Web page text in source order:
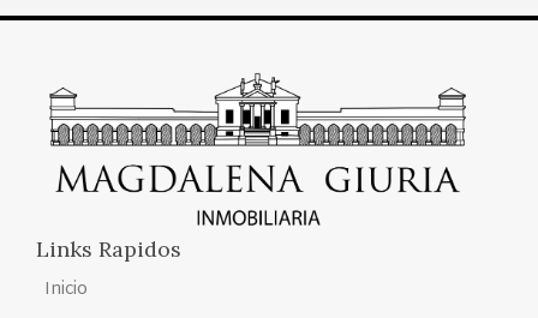
Links Rapidos
Inicio